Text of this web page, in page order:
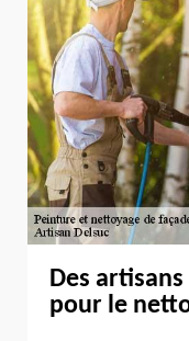
Des
pour le